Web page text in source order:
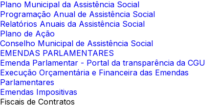
Plano Municipal da Assistência Social
Programação Anual de Assistência Social
Relatórios Anuais da Assistência Social
Plano de Ação
Conselho Municipal de Assistência Social
EMENDAS PARLAMENTARES
Emenda Parlamentar - Portal da transparência da CGU
Execução Orçamentária e Financeira das Emendas
Parlamentares
Emendas Impositivas
Fiscais de Contratos